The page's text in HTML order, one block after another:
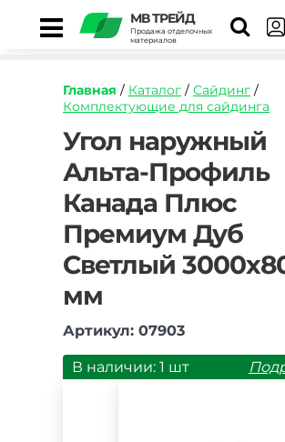
МВ ТРЕЙД
Продажа отделочных
материалов
Главная / Каталог / Сайдинг /
Комплектующие для сайдинга
https://mvtrade.ru/images/id/
naruzhnyy-
alta-
profil-
kanada-
plyus-
premium-
dub-
svetlyy-
3050-
mm.jpg
Угол наружный
Альта-Профиль
Канада Плюс
Премиум Дуб
Светлый
мм
Артикул: 07903
В наличии: 1 шт